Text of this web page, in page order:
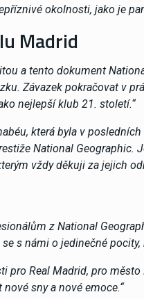
okolnosti, jako je
Madrid
a tento dokument
Závazek pokračovat v
nejlepší klub 21. století.“
která byla v
National
vždy děkuji za jejich
z National
s námi o jedinečné
pro Real Madrid, pro
sny a nové emoce.“